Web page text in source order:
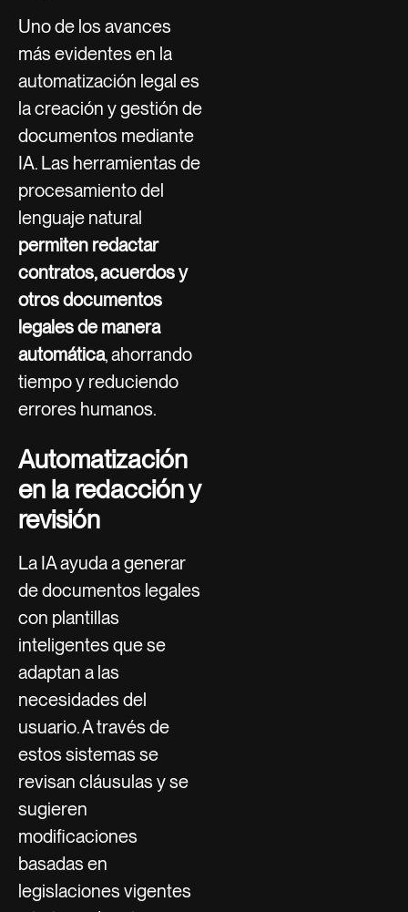
Uno de los avances
más evidentes en la
automatización legal es
la creación y gestión de
documentos mediante
IA. Las herramientas de
procesamiento del
lenguaje natural
permiten redactar
contratos, acuerdos y
otros documentos
legales de manera
automática, ahorrando
tiempo y reduciendo
errores humanos.
Automatización
en la redacción y
revisión
La IA ayuda a generar
de documentos legales
con plantillas
inteligentes que se
adaptan a las
necesidades del
usuario. A través de
estos sistemas se
revisan cláusulas y se
sugieren
modificaciones
basadas en
legislaciones vigentes